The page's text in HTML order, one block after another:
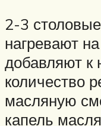
2-3
нагревают
добавляют к
количество
масляную
капель